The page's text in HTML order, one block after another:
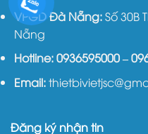
VPGD Đà Nẵng:Số 30B
Nẵng
Hotline:0936595000–
Email:
Đăng ký nhận tin